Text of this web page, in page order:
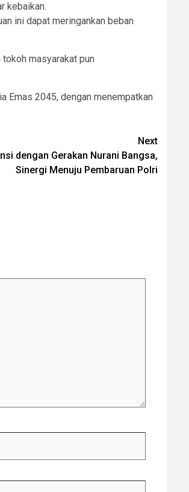
kebaikan.
ini dapat meringankan beban
masyarakat pun
Emas 2045, dengan menempatkan
Next
dengan Gerakan Nurani Bangsa,
Sinergi Menuju Pembaruan Polri